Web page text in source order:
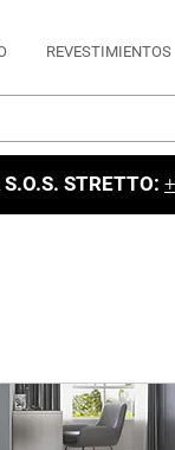
REVESTIMIENTOS
S.O.S. STRETTO: